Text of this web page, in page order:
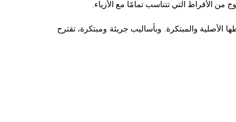
الأقراط التي تتناسب تمامًا مع الأزياء.
أقراطها الأصلية والمبتكرة. وبأساليب جريئة ومبتكرة، تقترح